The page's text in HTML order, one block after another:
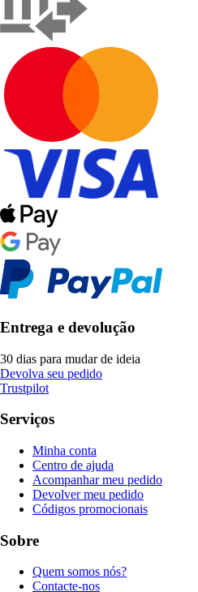
Entrega e devolução
30 dias para mudar de ideia
Devolva seu pedido
Trustpilot
Serviços
Minha conta
Centro de ajuda
Acompanhar meu pedido
Devolver meu pedido
Códigos promocionais
Sobre
Quem somos nós?
Contacte-nos